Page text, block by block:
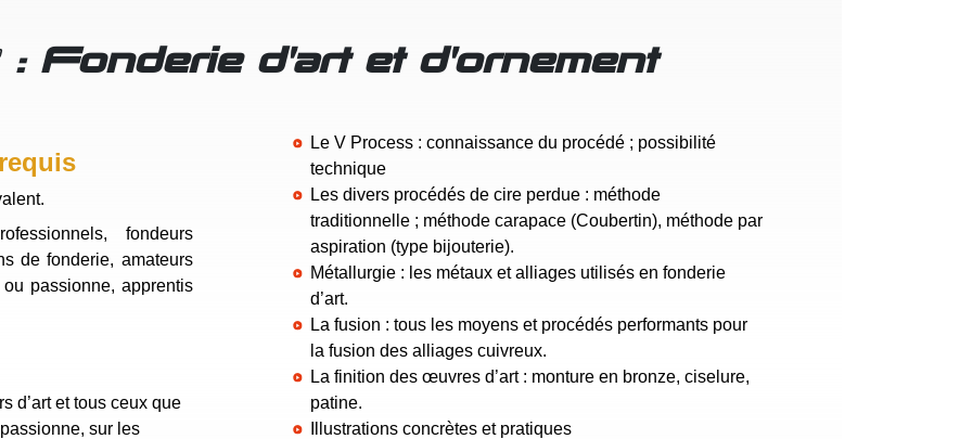
: Fonderie d'art et d'ornement
fondeurs
de fonderie, amateurs
passionne, apprentis
d’art et tous ceux que
Le V Process : connaissance du procédé ; possibilité
technique
Les divers procédés de cire perdue : méthode
traditionnelle ; méthode carapace (Coubertin), méthode par
aspiration (type bijouterie).
Métallurgie : les métaux et alliages utilisés en fonderie
d’art.
La fusion : tous les moyens et procédés performants pour
la fusion des alliages cuivreux.
La finition des œuvres d’art : monture en bronze, ciselure,
patine.
Illustrations concrètes et pratiques